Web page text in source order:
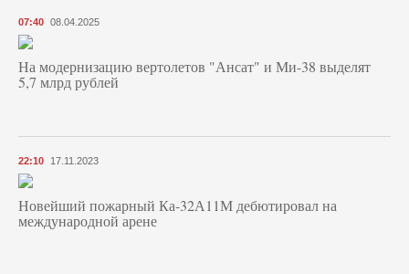
07:40 08.04.2025
На модернизацию вертолетов "Ансат" и Ми-38 выделят
5,7 млрд рублей
22:10 17.11.2023
Новейший пожарный Ка-32А11М дебютировал на
международной арене